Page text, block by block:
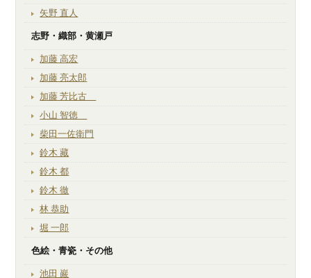
矢野 直人
志野・織部・黄瀬戸
加藤 高宏
加藤 亮太郎
加藤 芳比古
小山 智徳
柴田一佐衛門
鈴木 藏
鈴木 都
鈴木 徹
林 恭助
堀 一郎
色絵・青瓷・その他
池田 巖